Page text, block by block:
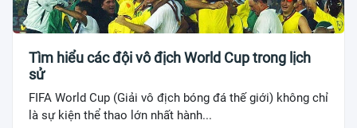
Tìm hiểu các đội vô địch World Cup trong lịch
sử
FIFA World Cup (Giải vô địch bóng đá thế giới) không chỉ
là sự kiện thể thao lớn nhất hành...